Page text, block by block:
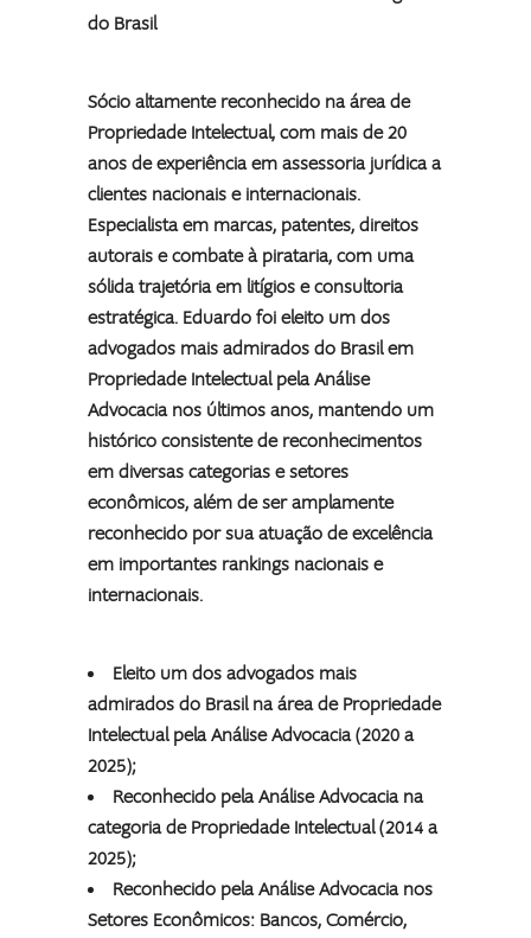
do Brasil
Sócio altamente reconhecido na área de
Propriedade Intelectual, com mais de 20
anos de experiência em assessoria jurídica a
clientes nacionais e internacionais.
Especialista em marcas, patentes, direitos
autorais e combate à pirataria, com uma
sólida trajetória em litígios e consultoria
estratégica. Eduardo foi eleito um dos
advogados mais admirados do Brasil em
Propriedade Intelectual pela Análise
Advocacia nos últimos anos, mantendo um
histórico consistente de reconhecimentos
em diversas categorias e setores
econômicos, além de ser amplamente
reconhecido por sua atuação de excelência
em importantes rankings nacionais e
internacionais.
Eleito um dos advogados mais
admirados do Brasil na área de Propriedade
Intelectual pela Análise Advocacia (2020 a
2025);
Reconhecido pela Análise Advocacia na
categoria de Propriedade Intelectual (2014 a
2025);
Reconhecido pela Análise Advocacia nos
Setores Econômicos: Bancos, Comércio,